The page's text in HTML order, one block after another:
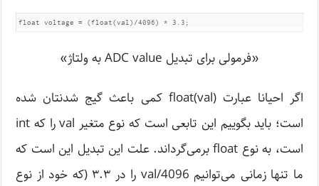
float voltage = (float(val)/4096) * 3.3;
«فرمولی برای تبدیل ADC value به ولتاژ»
اگر احیانا عبارت float(val) کمی باعث گیج شدنتان شده
است؛ باید بگوییم این تابعی است که نوع متغیر val را که int
است، به نوع float برمی‌گرداند. علت این تبدیل این است که
ما تنها زمانی می‌توانیم val/4096 را در ۳.۳ (که خود از نوع